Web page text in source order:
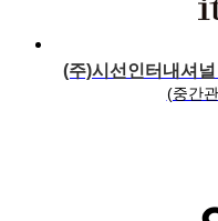
(주)시선인터내셔널
(중간